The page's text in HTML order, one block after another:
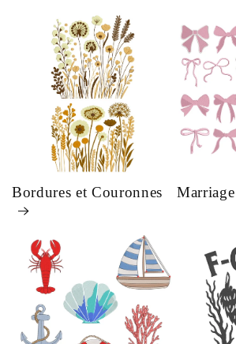
Bordures et Couronnes Marriage